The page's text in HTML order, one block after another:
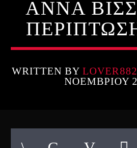
ΑΝΝΑ
WRITTEN BY
ΝΟΕΜΒΡΊΟΥ